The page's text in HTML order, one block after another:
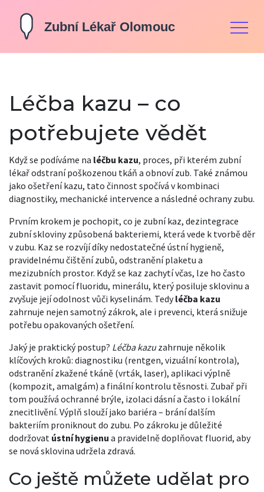
Léčba kazu – co
potřebujete vědět
Když se podíváme na léčbu kazu, proces, při kterém zubní
lékař odstraní poškozenou tkáň a obnoví zub. Také známou
jako ošetření kazu, tato činnost spočívá v kombinaci
diagnostiky, mechanické intervence a následné ochrany zubu.
Prvním krokem je pochopit, co je zubní kaz, dezintegrace
zubní skloviny způsobená bakteriemi, která vede k tvorbě děr
v zubu. Kaz se rozvíjí díky nedostatečné ústní hygieně,
pravidelnému čištění zubů, odstranění plaketu a
mezizubních prostor. Když se kaz zachytí včas, lze ho často
zastavit pomocífluoridu, minerálu, který posiluje sklovinu a
zvyšuje její odolnost vůči kyselinám. Tedyléčba kazu
zahrnuje nejen samotný zákrok, ale i prevenci, která snižuje
potřebu opakovaných ošetření.
Jaký je praktický postup? Léčba kazuzahrnuje několik
klíčových kroků: diagnostiku (rentgen, vizuální kontrola),
odstranění zkažené tkáně (vrták, laser), aplikaci výplně
(kompozit, amalgám) a finální kontrolu těsnosti. Zubař při
tom používá ochranné brýle, izolaci dásní a často i lokální
znecitlivění. Výplň slouží jako bariéra – brání dalším
bakteriím proniknout do zubu. Po zákroku je důležité
dodržovat ústní hygienu a pravidelně doplňovat fluorid, aby
se nová sklovina udržela zdravá.
Co ještě můžete udělat pro